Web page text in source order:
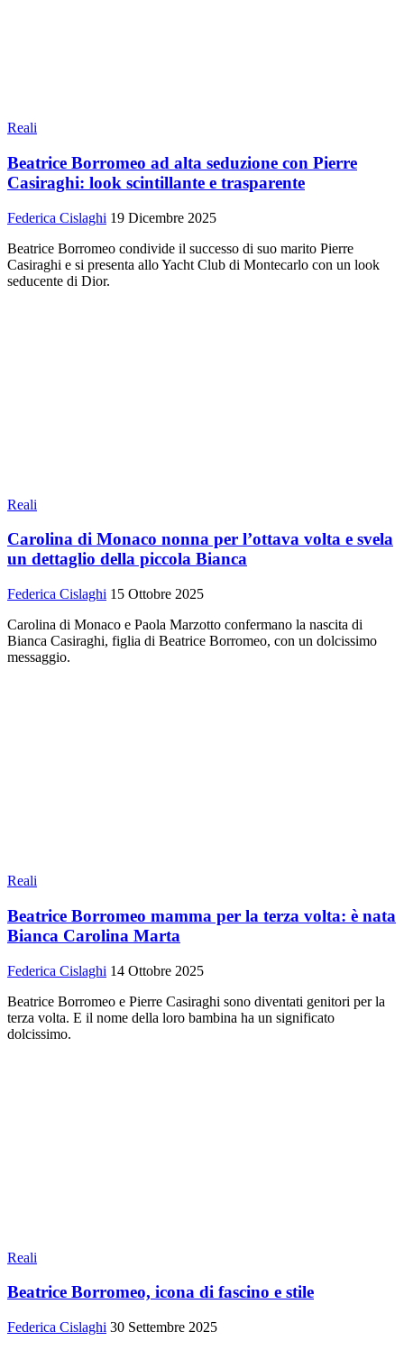
Reali
Beatrice Borromeo ad alta seduzione con Pierre
Casiraghi: look scintillante e trasparente
Federica Cislaghi 19 Dicembre 2025
Beatrice Borromeo condivide il successo di suo marito Pierre
Casiraghi e si presenta allo Yacht Club di Montecarlo con un look
seducente di Dior.
Reali
Carolina di Monaco nonna per l’ottava volta e svela
un dettaglio della piccola Bianca
Federica Cislaghi 15 Ottobre 2025
Carolina di Monaco e Paola Marzotto confermano la nascita di
Bianca Casiraghi, figlia di Beatrice Borromeo, con un dolcissimo
messaggio.
Reali
Beatrice Borromeo mamma per la terza volta: è nata
Bianca Carolina Marta
Federica Cislaghi 14 Ottobre 2025
Beatrice Borromeo e Pierre Casiraghi sono diventati genitori per la
terza volta. E il nome della loro bambina ha un significato
dolcissimo.
Reali
Beatrice Borromeo, icona di fascino e stile
Federica Cislaghi 30 Settembre 2025